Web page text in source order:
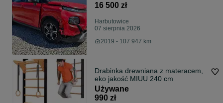
16 500 zł
Harbutowice
07 sierpnia 2026
2019 - 107 947 km
Drabinka drewniana z materacem,
eko jakość MIUU 240 cm
Używane
990 zł